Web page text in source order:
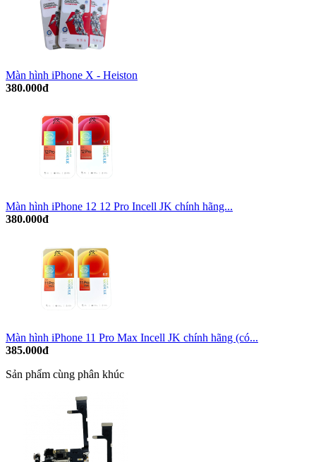
Màn hình iPhone X - Heiston
380.000đ
Màn hình iPhone 12 12 Pro Incell JK chính hãng...
380.000đ
Màn hình iPhone 11 Pro Max Incell JK chính hãng (có...
385.000đ
Sản phẩm cùng phân khúc